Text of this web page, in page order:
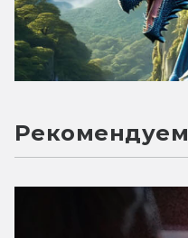
Рекомендуем